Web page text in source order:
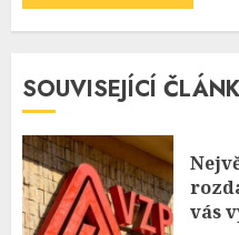
SOUVISEJÍCÍ
vás